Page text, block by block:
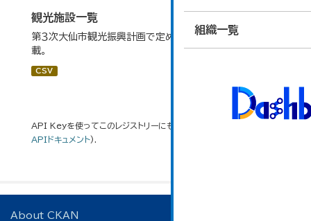
組織一覧
観光施設一覧
第３次大仙市観光振興計画で定めた、主要観光施設を掲
載。
CSV
API Keyを使ってこのレジストリーにもアクセス可能です
APIドキュメント).
About CKAN